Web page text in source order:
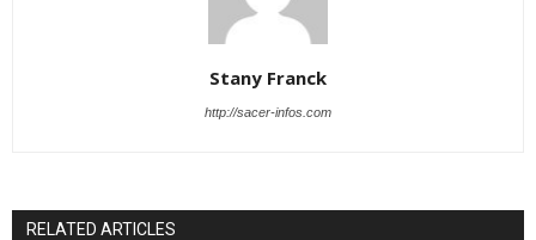
Stany Franck
http://sacer-infos.com
RELATED ARTICLES